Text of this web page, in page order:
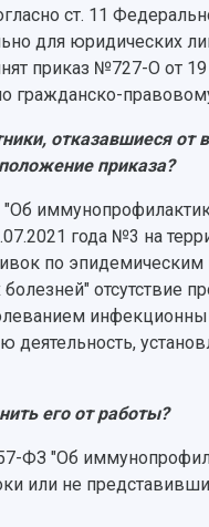
ст. 11
для юридических
приказ №727-О от
отказавшиеся от
приказа?
года №3 на
по эпидемическим
отсутствие
его от работы?
ФЗ "Об
или не